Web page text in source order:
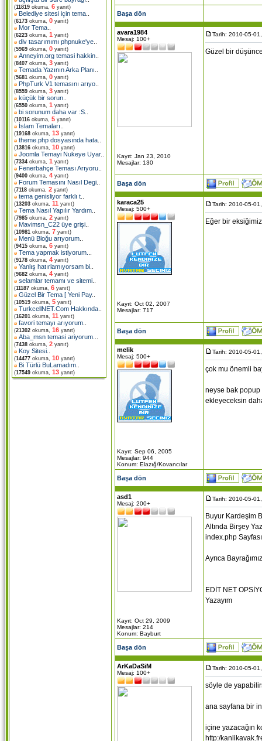
(11819 okuma, 6 yanıt)
Belediye sitesi için tema
(6173 okuma, 0 yanıt)
Mor Tema
(6223 okuma, 1 yanıt)
div tasarımımı phpnuke'ye
(5969 okuma, 0 yanıt)
Anneyim.org temasi hakkin
(8407 okuma, 3 yanıt)
Temada Yazının Arka Planı
(5681 okuma, 0 yanıt)
PhpTurk V1 temasını arıyo
(8559 okuma, 3 yanıt)
küçük bir sorun
(6550 okuma, 1 yanıt)
bi sorunum daha var :S
(10116 okuma, 5 yanıt)
İslam Temaları
(19168 okuma, 13 yanıt)
theme.php dosyasında hata
(13816 okuma, 10 yanıt)
Joomla Temayi Nukeye Uyar..
(7334 okuma, 1 yanıt)
Fenerbahçe Teması Arıyoru
(9400 okuma, 4 yanıt)
Forum Temasını Nasıl Degi
(7118 okuma, 2 yanıt)
tema genisliyor farklı t
(13203 okuma, 11 yanıt)
Tema Nasıl Yapılır Yardım
(7985 okuma, 2 yanıt)
Mavimsn_C22 üye grişi
(10981 okuma, 7 yanıt)
Menü Bloğu arıyorum
(9415 okuma, 6 yanıt)
Tema yapmak istiyorum.
(9178 okuma, 4 yanıt)
Yanlış hatırlamıyorsam bi
(9682 okuma, 4 yanıt)
selamlar temamı ve sitemi
(11187 okuma, 6 yanıt)
Güzel Bir Tema [ Yeni Pay..
(10519 okuma, 5 yanıt)
TurkcellNET.Com Hakkında
(16201 okuma, 11 yanıt)
favori temayı arıyorum
(21302 okuma, 16 yanıt)
Aba_msn temasi ariyorum.
(7438 okuma, 2 yanıt)
Koy Sitesi
(14477 okuma, 10 yanıt)
Bi Türlü BuLamadım
(17549 okuma, 13 yanıt)
Başa dön
avara1984
Mesaj: 100+
Kayıt: Jan 23, 2010
Mesajlar: 130
Tarih: 2010-05-
Güzel bir
Başa dön
karaca25
Mesaj: 500+
Kayıt: Oct 02, 2007
Mesajlar: 717
Tarih: 2010-05-
Eğer bir
Başa dön
melik
Mesaj: 500+
Kayıt: Sep 06, 2005
Mesajlar: 944
Konum: Elazığ/Kovancılar
Tarih: 2010-05-
çok mu önemli
neyse bak popup
ekleyeceksin
Başa dön
asd1
Mesaj: 200+
Kayıt: Oct 29, 2009
Mesajlar: 214
Konum: Bayburt
Tarih: 2010-05-
Buyur Kardeşim
Altında Birşey
index.php
Ayrıca
EDİT NET
Yazayım
Başa dön
ArKaDaSiM
Mesaj: 100+
Tarih: 2010-05-
söyle de
ana sayfana bir
içine yazacağın
http:/